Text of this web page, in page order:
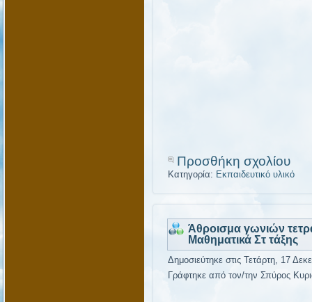
Προσθήκη σχολίου
Κατηγορία: Εκπαιδευτικό υλικό
Άθροισμα γωνιών
Μαθηματικά Στ τάξης
Δημοσιεύτηκε στις Τετάρτη, 17
Γράφτηκε από τον/την Σπύρος